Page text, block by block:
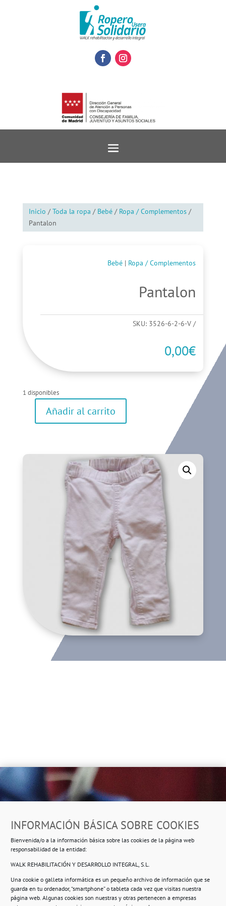
INFORMACIÓN BÁSICA SOBRE COOKIES
Bienvenida/o a la información básica sobre las cookies de la página web
responsabilidad de la entidad:
WALK REHABILITACIÓN Y DESARROLLO INTEGRAL, S.L.
Una cookie o galleta informática es un pequeño archivo de información que se
guarda en tu ordenador, “smartphone” o tableta cada vez que visitas nuestra
página web. Algunas cookies son nuestras y otras pertenecen a empresas
Inicio /Toda la ropa / Bebé/ Ropa / Complementos/
Pantalon
Bebé | Ropa / Complementos
Pantalon
SKU: 3526-6-2-6-V
0,00€
1 disponibles
PantalonAñadir al carrito
Ropero Solidario de Usera
Beasáin 25-33posterior, local 3 – 28041 Madrid
Información